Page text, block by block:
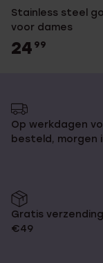
Stainless steel
voor dames
24 99
Op werkdagen
besteld, morgen
Gratis
€49